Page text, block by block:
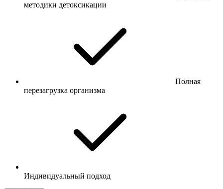
методики детоксикации
Полная
перезагрузка организма
Индивидуальный подход